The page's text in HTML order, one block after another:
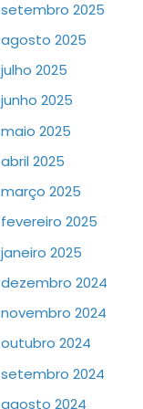
setembro 2025
agosto 2025
julho 2025
junho 2025
maio 2025
abril 2025
março 2025
fevereiro 2025
janeiro 2025
dezembro 2024
novembro 2024
outubro 2024
setembro 2024
agosto 2024